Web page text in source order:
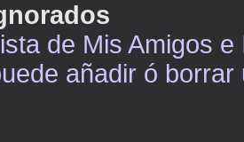
de Mis Amigos e
añadir ó